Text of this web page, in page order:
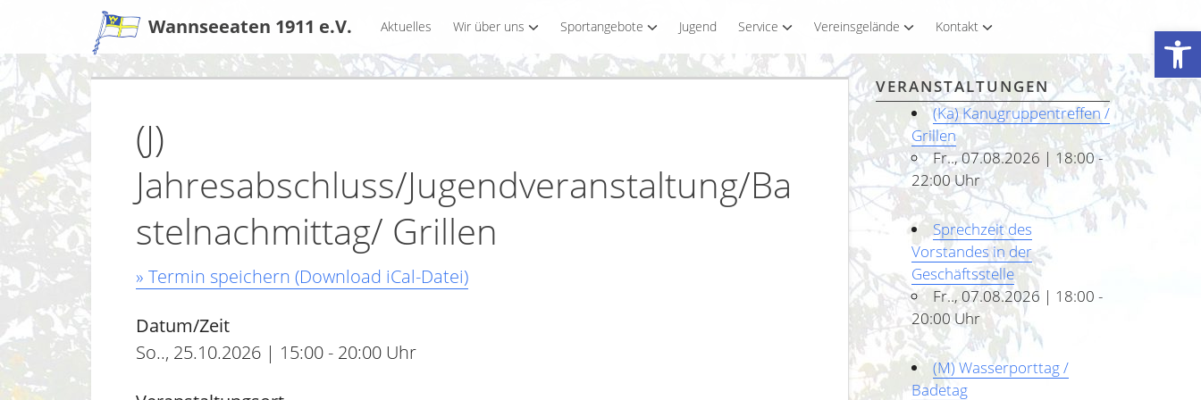
Werkzeugleiste öffnen
Wannseeaten 1911 e.V. Aktuelles Wir über uns Sportangebote Jugend Service Vereinsgelände Kontakt
(J)
Jahresabschluss/Jugendveranstaltung/Ba
stelnachmittag/ Grillen
» Termin speichern (Download iCal-Datei)
Datum/Zeit
So.., 25.10.2026 | 15:00 - 20:00 Uhr
VERANSTALTUNGEN
(Ka) Kanugruppentreffen /
Grillen
Fr.., 07.08.2026 | 18:00 -
22:00 Uhr
Sprechzeit des
Vorstandes in der
Geschäftsstelle
Fr.., 07.08.2026 | 18:00 -
20:00 Uhr
(M) Wasserporttag /
Badetag